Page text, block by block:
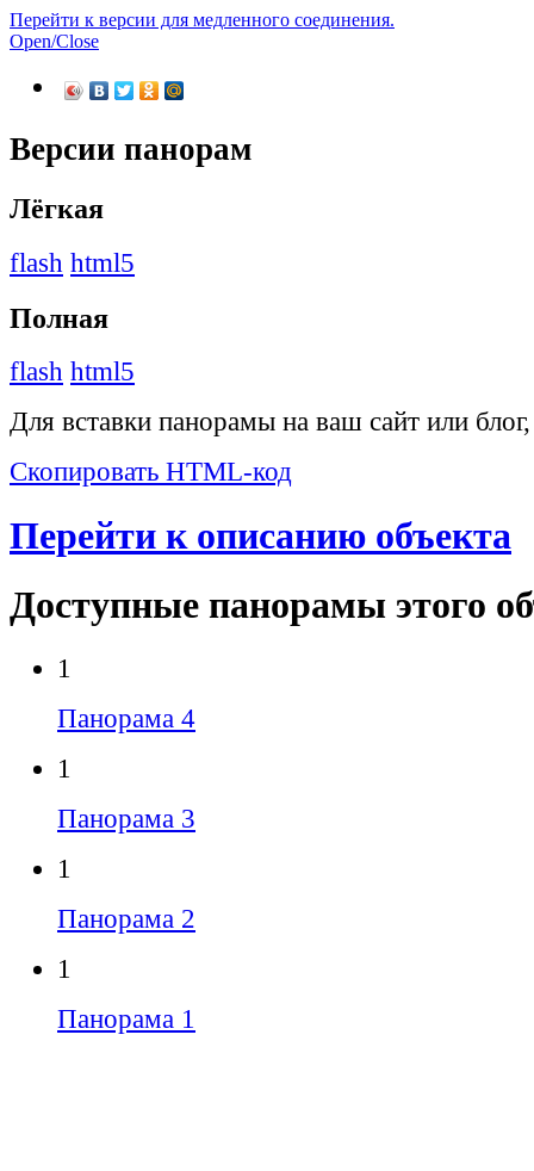
Перейти к версии для медленного соединения.
Open/Close
Версии панорам
Лёгкая
flash html5
Полная
flash html5
Для вставки панорамы на ваш сайт или
Скопировать HTML-код
Перейти к описанию объекта
Доступные панорамы этого
1
Панорама 4
1
Панорама 3
1
Панорама 2
1
Панорама 1